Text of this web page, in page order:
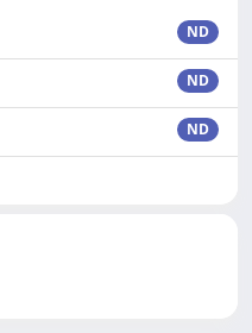
ND
ND
ND